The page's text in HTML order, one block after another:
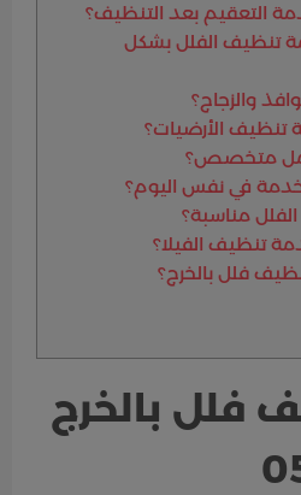
التعقيم بعد التنظيف؟
تنظيف الفلل بشكل
والزجاج؟
الأرضيات؟
متخصص؟
في نفس اليوم؟
مناسبة؟
تنظيف الفيلا؟
فلل بالخرج؟
فلل بالخرج